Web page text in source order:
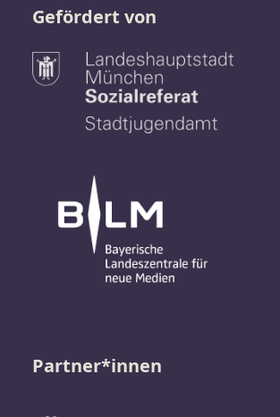
Gefördert von
Partner*innen